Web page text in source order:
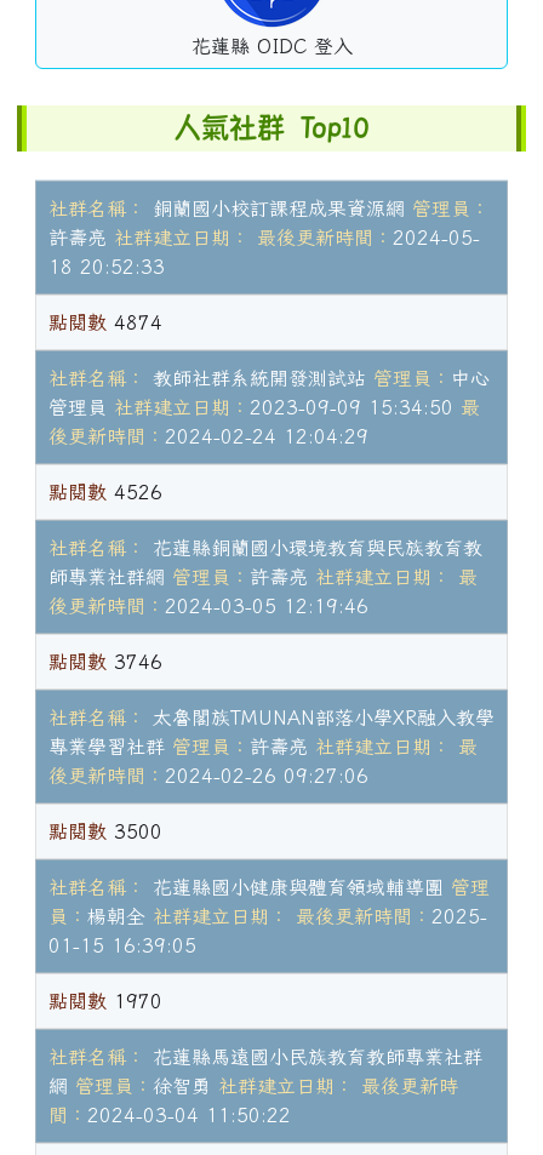
花蓮縣 OIDC 登入
右邊區域內容人氣社群 Top10
社群名稱： 銅蘭國小校訂課程成果資源網 管理員：
許壽亮 社群建立日期： 最後更新時間： 2024-05-
18 20:52:33
點閱數 4874
社群名稱： 教師社群系統開發測試站 管理員： 中心
管理員 社群建立日期： 2023-09-09 15:34:50 最
後更新時間： 2024-02-24 12:04:29
點閱數 4526
社群名稱：
花蓮縣銅蘭國小環境教育與民族教育教
師專業社群網 管理員： 許壽亮 社群建立日期：
最
後更新時間： 2024-03-05 12:19:46
點閱數 3746
社群名稱：
太魯閣族TMUNAN部落小學XR融入教學
專業學習社群 管理員： 許壽亮 社群建立日期：
最
後更新時間： 2024-02-26 09:27:06
點閱數 3500
社群名稱： 花蓮縣國小健康與體育領域輔導團
管理
員： 楊朝全 社群建立日期： 最後更新時間： 2025-
01-15 16:39:05
點閱數 1970
社群名稱：
花蓮縣馬遠國小民族教育教師專業社群
網 管理員： 徐智勇 社群建立日期：
最後更新時
間： 2024-03-04 11:50:22